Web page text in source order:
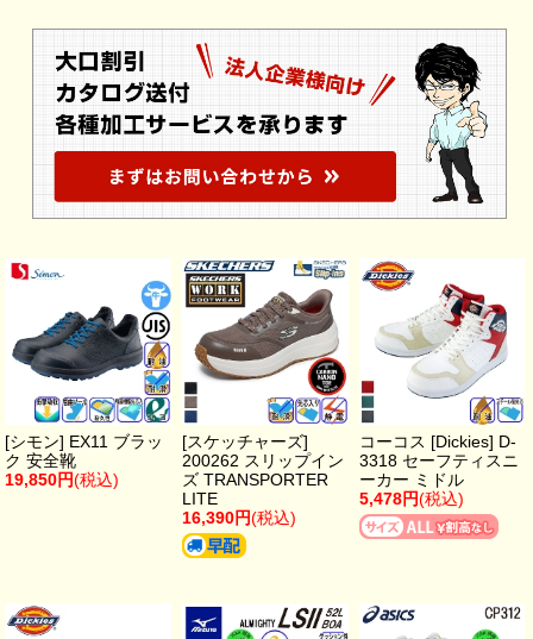
[シモン] EX11 ブラッ
ク 安全靴
19,850円(税込)
[スケッチャーズ]
200262 スリップイン
ズ TRANSPORTER
LITE
16,390円(税込)
コーコス [Dickies] D-
3318 セーフティスニ
ーカー ミドル
5,478円(税込)